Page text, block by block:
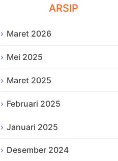
ARSIP
Maret 2026
Mei 2025
Maret 2025
Februari 2025
Januari 2025
Desember 2024